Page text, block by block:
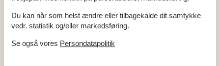
Liggestole
Radiator
Rengøringsprodukter
Samlet antal værelser 4
Skab
Du kan når som helst ændre eller tilbagekalde dit samtykke
vedr. statistik og/eller markedsføring.
Se også vores Persondatapolitik